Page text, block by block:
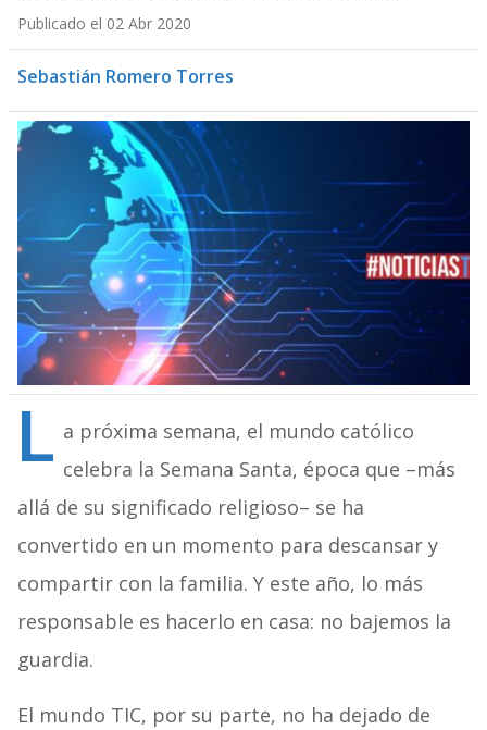
Publicado el 02 Abr 2020
Sebastián Romero Torres
L a próxima semana, el mundo católico
celebra la Semana Santa, época que –más
allá de su significado religioso– se ha
convertido en un momento para descansar y
compartir con la familia. Y este año, lo más
responsable es hacerlo en casa: no bajemos la
guardia.
El mundo TIC, por su parte, no ha dejado de